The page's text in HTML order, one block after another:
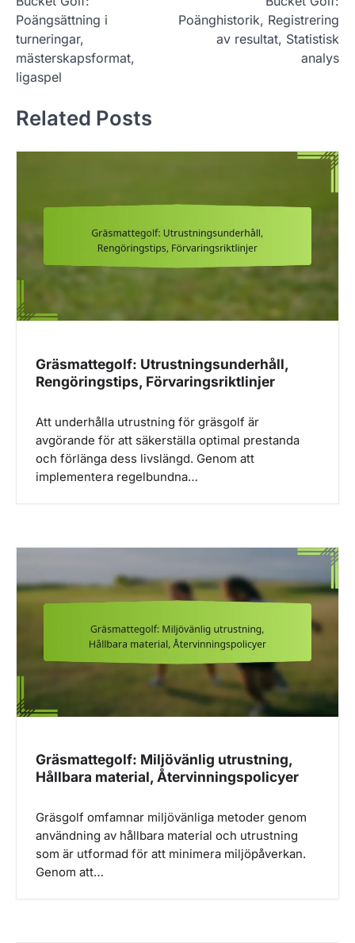
o
s
t
n
a
v
i
o
n
Poängsättning i
turneringar,
mästerskapsformat,
ligaspel
Poänghistorik, Registrering
av resultat, Statistisk
analys
Related Posts
Gräsmattegolf: Utrustningsunderhåll,
Rengöringstips, Förvaringsriktlinjer
Att underhålla utrustning för gräsgolf är
avgörande för att säkerställa optimal prestanda
och förlänga dess livslängd. Genom att
implementera regelbundna…
Gräsmattegolf: Miljövänlig utrustning,
Hållbara material, Återvinningspolicyer
Gräsgolf omfamnar miljövänliga metoder genom
användning av hållbara material och utrustning
som är utformad för att minimera miljöpåverkan.
Genom att…